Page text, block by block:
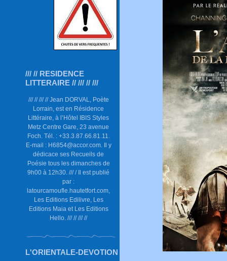
/// // RESIDENCE
LITTERAIRE // /// // ///
/// // /// // Jean DORVAL, Poète
Lorrain, est en Résidence
Littéraire, à l’Hôtel IBIS Styles
Metz Centre Gare, 23 avenue
Foch. Tél. : +33.3.87.66.81.11.
E-mail : H6854@accor.com. Il y
dédicace ses Recueils de
Poésie tous les dimanches de
9h00 à 12h30. /// / Il est publié
par :
latourcamoufle.hautetfort.com,
Les Editions Edilivre, Les
Editions Maia et Les Editions
Hello. /// // /// //
L'ORIENTALE-DEVOTION